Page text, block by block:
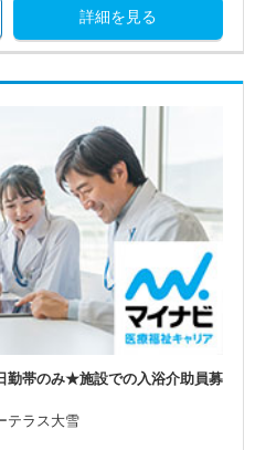
詳細を見る
勤帯のみ★施設での入浴介助員募
テラス大雪